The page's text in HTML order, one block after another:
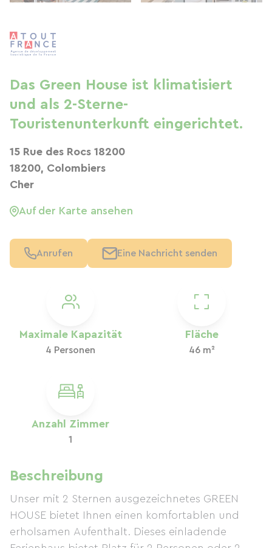
Maximale Kapazität
4 Personen
Fläche
46 m²
Anzahl Zimmer
1
Beschreibung
Unser mit 2 Sternen ausgezeichnetes GREEN
HOUSE bietet Ihnen einen komfortablen und
erholsamen Aufenthalt. Dieses einladende
Das Green House ist klimatisiert
und als 2-Sterne-
Touristenunterkunft eingerichtet.
15 Rue des Rocs 18200
18200, Colombiers
Cher
Auf der Karte ansehen
Anrufen Eine Nachricht senden